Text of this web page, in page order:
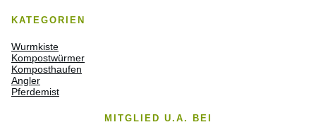
KATEGORIEN
Wurmkiste
Kompostwürmer
Komposthaufen
Angler
Pferdemist
MITGLIED U.A. BEI